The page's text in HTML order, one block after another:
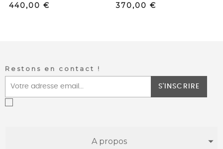
Precio
440,00 €
Precio
370,00 €
Restons en contact !
S'INSCRIRE
A propos